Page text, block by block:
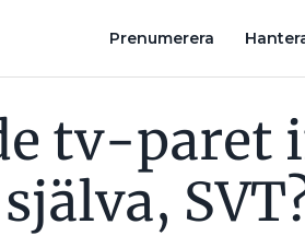
Prenumerera
tv-paret
”ISOLERINGEN SER LITE KRISPIG UT”